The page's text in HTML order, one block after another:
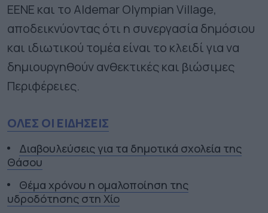
ΕΕΝΕ και το Aldemar Olympian Village,
αποδεικνύοντας ότι η συνεργασία δημόσιου
και ιδιωτικού τομέα είναι το κλειδί για να
δημιουργηθούν ανθεκτικές και βιώσιμες
Περιφέρειες.
ΟΛΕΣ ΟΙ ΕΙΔΗΣΕΙΣ
Διαβουλεύσεις για τα δημοτικά σχολεία της
Θάσου
Θέμα χρόνου η ομαλοποίηση της
υδροδότησης στη Χίο